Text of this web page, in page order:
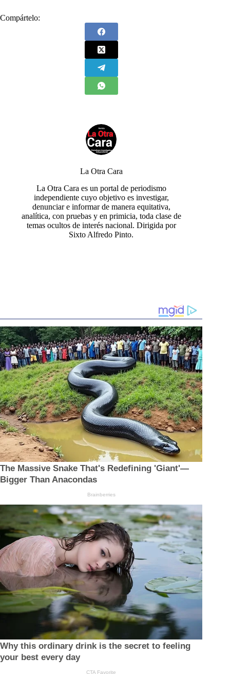
Compártelo:
La Otra Cara
La Otra Cara es un portal de periodismo
independiente cuyo objetivo es investigar,
denunciar e informar de manera equitativa,
analítica, con pruebas y en primicia, toda clase de
temas ocultos de interés nacional. Dirigida por
Sixto Alfredo Pinto.